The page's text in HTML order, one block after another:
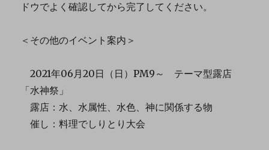
ドウでよく確認してから完了してください。
＜その他のイベント案内＞
2021年06月20日（日）PM9～ テーマ型露店
「水神祭」
露店：水、水属性、水色、神に関係する物
催し：料理でしりとり大会